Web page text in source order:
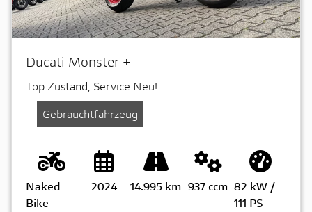
Ducati Monster +
Top Zustand, Service Neu!
Gebrauchtfahrzeug
Naked
Bike
2024
14.995 km
-
937 ccm 82 kW /
111 PS